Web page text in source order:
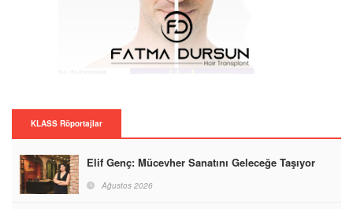
KLASS Röportajlar
Elif Genç: Mücevher Sanatını Geleceğe Taşıyor
Ağustos 2026